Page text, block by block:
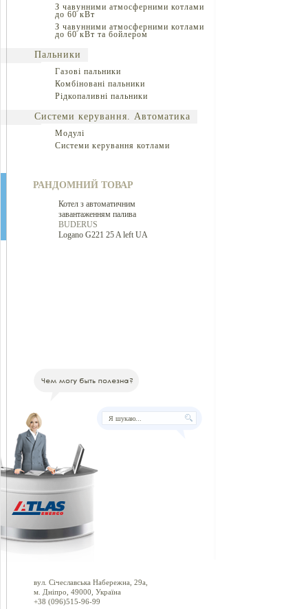
З чавунними атмосферними котлами
до 60 кВт
З чавунними атмосферними котлами
до 60 кВт та бойлером
Пальники
Газові пальники
Комбіновані пальники
Рідкопаливні пальники
Системи керування. Автоматика
Модулі
Системи керування котлами
РАНДОМНИЙ ТОВАР
Котел з автоматичним
завантаженням палива
BUDERUS
Logano G221 25 A left UA
вул. Січеславська Набережна, 29а,
м. Дніпро, 49000, Україна
+38 (096)515-96-99